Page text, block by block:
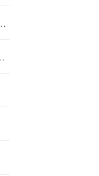
的核心价值是什么
败的四大原因